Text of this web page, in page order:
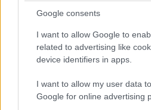
Google consents
I want to allow Google to
related to advertising like
device identifiers in apps.
I want to allow my user data
Google for online advertising
Χαμός στο νοσοκομείου
Καταγγελίες για ξύλο και
ανοίξει το κεφάλι του
διακορευτή